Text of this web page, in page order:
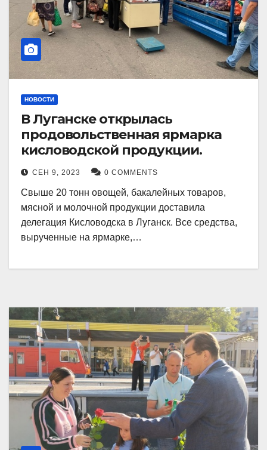
НОВОСТИ
В Луганске открылась
продовольственная ярмарка
кисловодской продукции.
СЕН 9, 2023 0 COMMENTS
Свыше 20 тонн овощей, бакалейных товаров,
мясной и молочной продукции доставила
делегация Кисловодска в Луганск. Все средства,
вырученные на ярмарке,…